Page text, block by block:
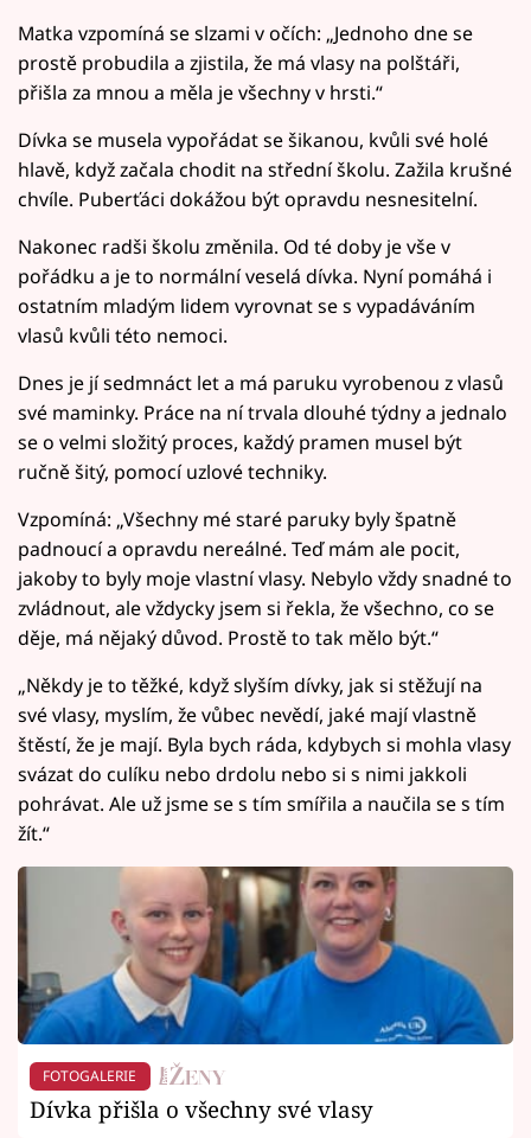
Matka vzpomíná se slzami v očích: „Jednoho dne se
prostě probudila a zjistila, že má vlasy na polštáři,
přišla za mnou a měla je všechny v hrsti.“
Dívka se musela vypořádat se šikanou, kvůli své holé
hlavě, když začala chodit na střední školu. Zažila krušné
chvíle. Puberťáci dokážou být opravdu nesnesitelní.
Nakonec radši školu změnila. Od té doby je vše v
pořádku a je to normální veselá dívka. Nyní pomáhá i
ostatním mladým lidem vyrovnat se s vypadáváním
vlasů kvůli této nemoci.
Dnes je jí sedmnáct let a má paruku vyrobenou z vlasů
své maminky. Práce na ní trvala dlouhé týdny a jednalo
se o velmi složitý proces, každý pramen musel být
ručně šitý, pomocí uzlové techniky.
Vzpomíná: „Všechny mé staré paruky byly špatně
padnoucí a opravdu nereálné. Teď mám ale pocit,
jakoby to byly moje vlastní vlasy. Nebylo vždy snadné to
zvládnout, ale vždycky jsem si řekla, že všechno, co se
děje, má nějaký důvod. Prostě to tak mělo být.“
„Někdy je to těžké, když slyším dívky, jak si stěžují na
své vlasy, myslím, že vůbec nevědí, jaké mají vlastně
štěstí, že je mají. Byla bych ráda, kdybych si mohla vlasy
svázat do culíku nebo drdolu nebo si s nimi jakkoli
pohrávat. Ale už jsme se s tím smířila a naučila se s tím
žít.“
FOTOGALERIE
Dívka přišla o všechny své vlasy